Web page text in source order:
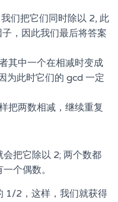
们把它们同时除以 2, 此
，因此我们最后将答案
其中一个在相减时变成
为此时它们的 gcd 一定
把两数相减，继续重复
把它除以 2; 两个数都
个偶数。
1/2，这样，我们就获得